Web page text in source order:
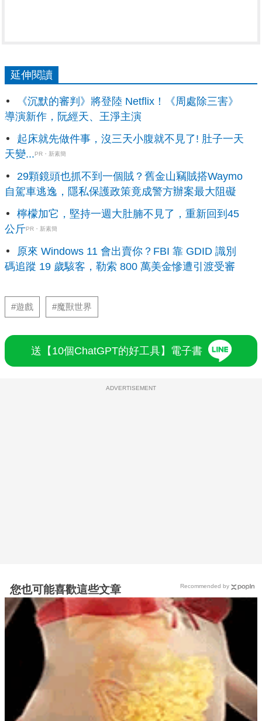
延伸閱讀
《沉默的審判》將登陸 Netflix！《周處除三害》
導演新作，阮經天、王淨主演
起床就先做件事，沒三天小腹就不見了! 肚子一天
天變...PR・新素簡
29顆鏡頭也抓不到一個賊？舊金山竊賊搭Waymo
自駕車逃逸，隱私保護政策竟成警方辦案最大阻礙
檸檬加它，堅持一週大肚腩不見了，重新回到45
公斤PR・新素簡
原來 Windows 11 會出賣你？FBI 靠 GDID 識別
碼追蹤 19 歲駭客，勒索 800 萬美金慘遭引渡受審
#遊戲 #魔獸世界
送【10個ChatGPT的好工具】電子書
ADVERTISEMENT
您也可能喜歡這些文章 Recommended by